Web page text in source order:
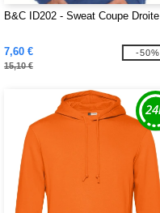
B&C ID202 - Sweat Coupe Droite
7,60 €
15,10 €
-50%